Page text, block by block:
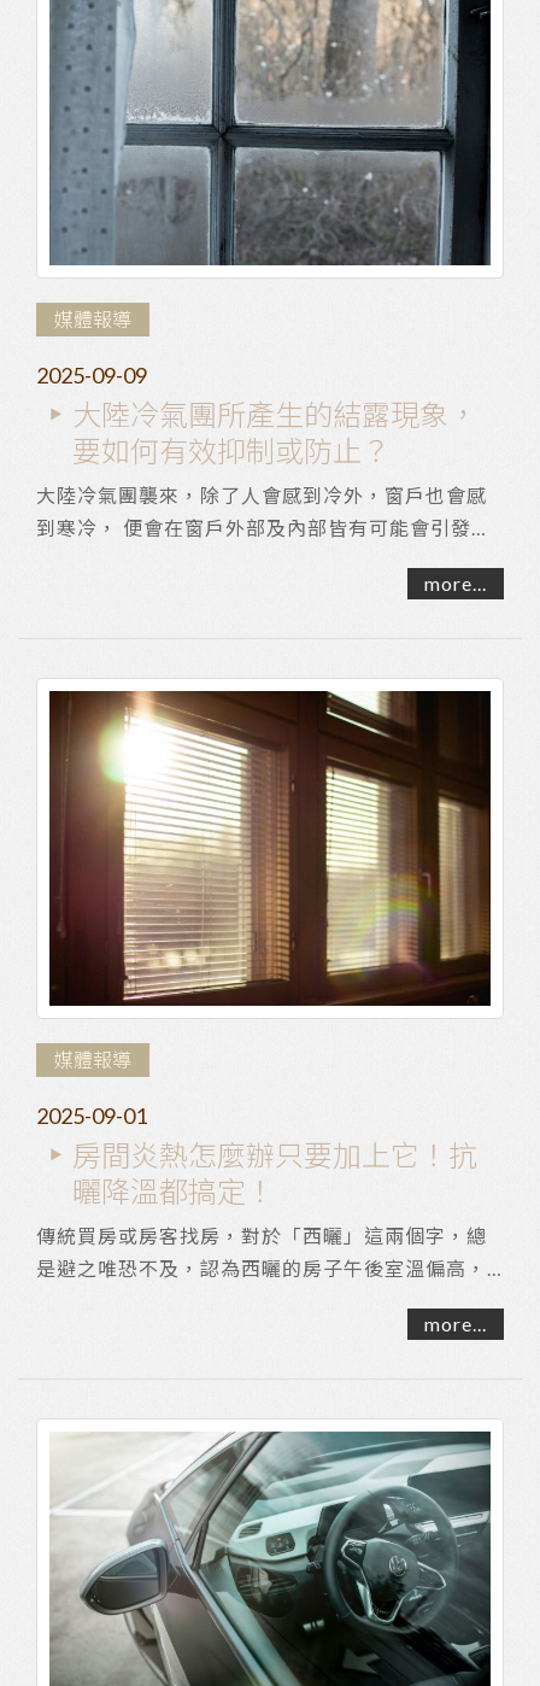
媒體報導
2025-09-09
大陸冷氣團所產生的結露現象，
要如何有效抑制或防止？
大陸冷氣團襲來，除了人會感到冷外，窗戶也會感
到寒冷， 便會在窗戶外部及內部皆有可能會引發積
more...
媒體報導
2025-09-01
房間炎熱怎麼辦只要加上它！抗
曬降溫都搞定！
傳統買房或房客找房，對於「西曬」這兩個字，總
是避之唯恐不及，認為西曬的房子午後室溫偏高，
more...